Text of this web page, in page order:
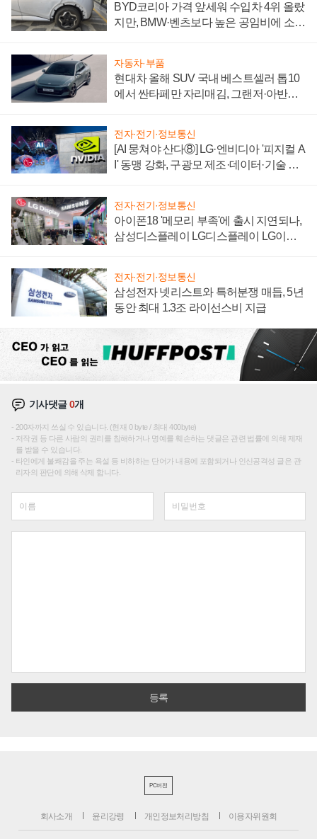
BYD코리아 가격 앞세워 수입차 4위 올랐
지만, BMW·벤츠보다 높은 공임비에 소비
자동차·부품
현대차 올해 SUV 국내 베스트셀러 톱10
에서 싼타페만 자리매김, 그랜저·아반떼
전자·전기·정보통신
[AI 뭉쳐야 산다⑧] LG·엔비디아 '피지컬 A
I' 동맹 강화, 구광모 제조·데이터·기술 결
전자·전기·정보통신
아이폰18 '메모리 부족'에 출시 지연되나,
삼성디스플레이 LG디스플레이 LG이노
전자·전기·정보통신
삼성전자 넷리스트와 특허분쟁 매듭, 5년
동안 최대 1.3조 라이선스비 지급
기사댓글0개
200자까지 쓰실 수 있습니다. (현재 0 byte / 최대 400byte)
저작권 등 다른 사람의 권리를 침해하거나 명예를 훼손하는 댓글은 관련 법률에 의해 제재
를 받을 수 있습니다.
타인에게 불쾌감을 주는 욕설 등 비하하는 단어가 내용에 포함되거나 인신공격성 글은 관
리자의 판단에 의해 삭제 합니다.
PC버전
회사소개 윤리강령 개인정보처리방침 이용자위원회